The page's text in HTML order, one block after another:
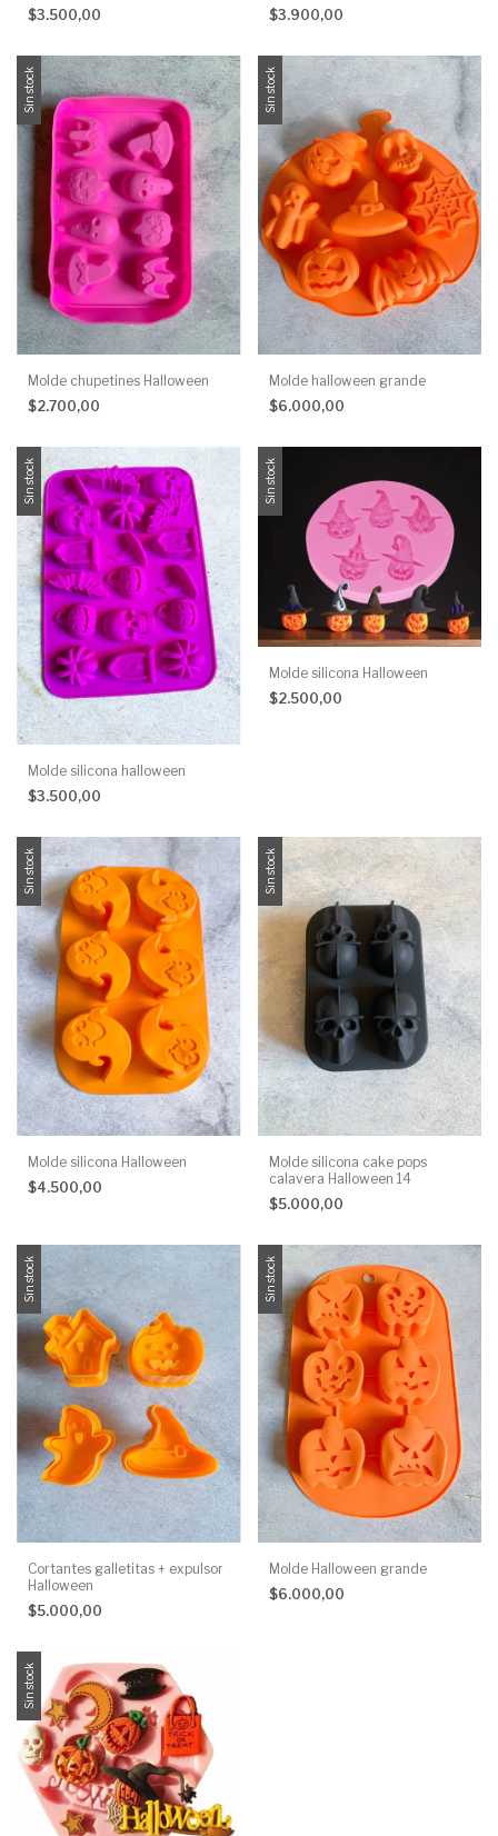
$3.500,00 $3.900,00
Sin stock
Molde chupetines Halloween
$2.700,00
Sin stock
Molde halloween grande
$6.000,00
Sin stock
Molde silicona halloween
$3.500,00
Sin stock
Molde silicona Halloween
$2.500,00
Sin stock
Molde silicona Halloween
$4.500,00
Sin stock
Molde silicona cake pops
calavera Halloween 14
$5.000,00
Sin stock
Cortantes galletitas + expulsor
Halloween
$5.000,00
Sin stock
Molde Halloween grande
$6.000,00
Sin stock